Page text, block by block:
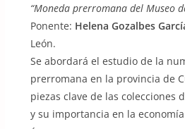
“Moneda prerromana del Museo
Ponente: Helena Gozalbes
León.
Se abordará el estudio de la
prerromana en la provincia de
piezas clave de las colecciones
y su importancia en la